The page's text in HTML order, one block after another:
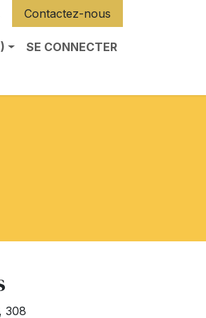
Contactez-nous
SE CONNECTER
308